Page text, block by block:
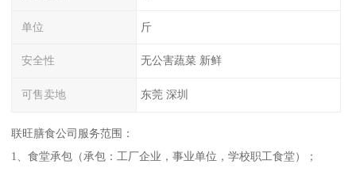
单位 斤
安全性 无公害蔬菜 新鲜
可售卖地 东莞 深圳
联旺膳食公司服务范围：
1、食堂承包（承包：工厂企业，事业单位，学校职工食堂）；